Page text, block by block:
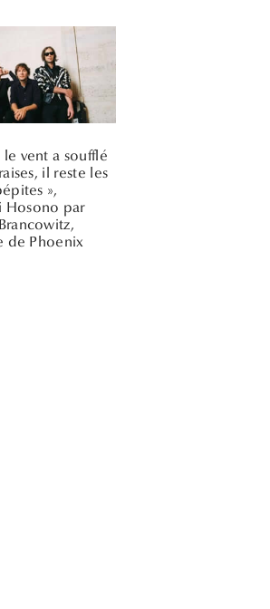
le vent a soufflé
il reste les
»,
Hosono par
de Phoenix